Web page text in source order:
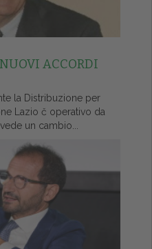
ACCORDI
la Distribuzione per
Lazio č operativo da
un cambio...